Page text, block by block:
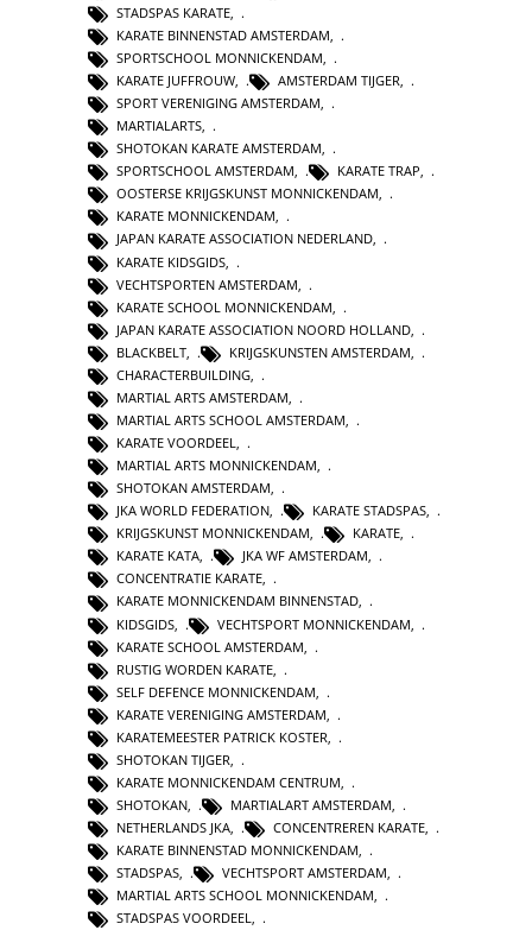
STADSPAS KARATE
KARATE BINNENSTAD AMSTERDAM
SPORTSCHOOL MONNICKENDAM
KARATE JUFFROUW, AMSTERDAM TIJGER,
SPORT VERENIGING AMSTERDAM,
MARTIALARTS,
SHOTOKAN KARATE AMSTERDAM,
SPORTSCHOOL AMSTERDAM, KARATE TRAP,
OOSTERSE KRIJGSKUNST MONNICKENDAM,
KARATE MONNICKENDAM,
JAPAN KARATE ASSOCIATION NEDERLAND,
KARATE KIDSGIDS
VECHTSPORTEN AMSTERDAM
KARATE SCHOOL MONNICKENDAM
JAPAN KARATE ASSOCIATION NOORD HOLLAND
BLACKBELT
KRIJGSKUNSTEN AMSTERDAM
CHARACTERBUILDING
MARTIAL ARTS AMSTERDAM
MARTIAL ARTS SCHOOL AMSTERDAM
KARATE VOORDEEL,
MARTIAL ARTS MONNICKENDAM,
SHOTOKAN AMSTERDAM,
JKA WORLD FEDERATION, KARATE STADSPAS,
KRIJGSKUNST MONNICKENDAM, KARATE,
KARATE KATA, JKA WF AMSTERDAM,
CONCENTRATIE KARATE,
KARATE MONNICKENDAM BINNENSTAD,
KIDSGIDS
VECHTSPORT MONNICKENDAM
KARATE SCHOOL AMSTERDAM
RUSTIG WORDEN KARATE
SELF DEFENCE MONNICKENDAM
KARATE VERENIGING AMSTERDAM
KARATEMEESTER PATRICK KOSTER
SHOTOKAN TIJGER
KARATE MONNICKENDAM CENTRUM
SHOTOKAN, MARTIALART AMSTERDAM,
NETHERLANDS JKA, CONCENTREREN KARATE,
KARATE BINNENSTAD MONNICKENDAM,
STADSPAS, VECHTSPORT AMSTERDAM,
MARTIAL ARTS SCHOOL MONNICKENDAM,
STADSPAS VOORDEEL,